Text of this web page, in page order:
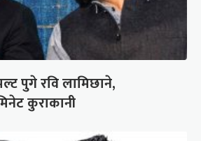
पुगे रवि लामिछाने,
कुराकानी